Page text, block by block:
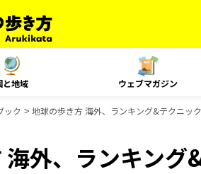
と地域 ウェブマガジン
ック 地球の歩き方 海外、ランキング&テクニッ
外、ランキング